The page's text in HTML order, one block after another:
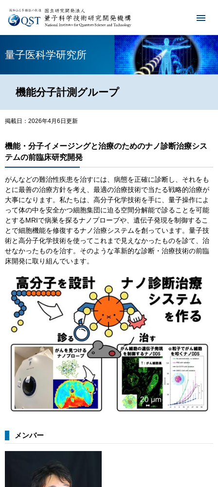
量子医科学研究所
機能分子計測グループ
掲載日：2026年4月6日更新
機能・​ 分子イメージングと治療のためのナノ診断治療シス
テムの前臨床研究開発
がんなどの難治性疾患を治すには、病態を正確に診断し、それをも
とに最善の治療方針を考え、最適の治療技術で当たる戦略的治療が
大事になります。私たちは、高分子化学技術を手に、量子操作によ
って体の中を安全かつ細胞集団に迫る空間分解能で診ることを可能
とするMRIで病巣を探るナノプローブや、遺伝子発現を制御するこ
とで細胞機能を修復するナノ治療システムを創っています。量子技
術と高分子化学技術を使ってこれまで見えなかったものを診て、治
せなかったものを治す。そのような革新的な診断・治療技術の前臨
床開発に取り組んでいます。
メンバー